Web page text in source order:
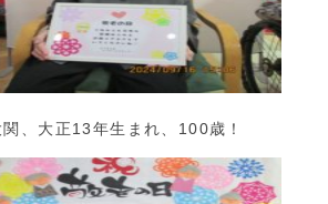
関、大正13年生まれ、100歳！